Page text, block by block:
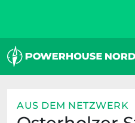
AUS DEM NETZWERK